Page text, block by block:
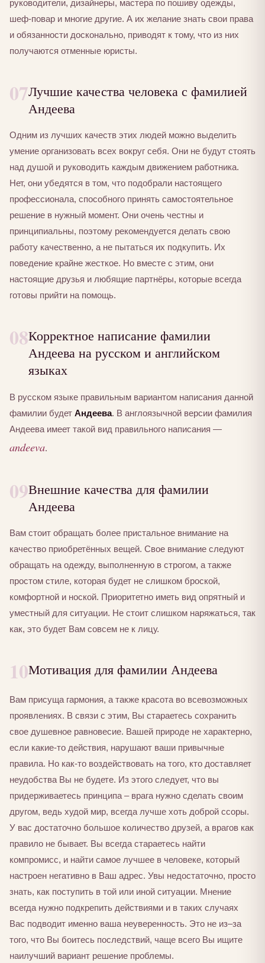
руководители, дизайнеры, мастера по пошиву одежды,
шеф-повар и многие другие. А их желание знать свои права
и обязанности досконально, приводят к тому, что из них
получаются отменные юристы.
07Лучшие качества человека с фамилией
Андеева
Одним из лучших качеств этих людей можно выделить
умение организовать всех вокруг себя. Они не будут стоять
над душой и руководить каждым движением работника.
Нет, они убедятся в том, что подобрали настоящего
профессионала, способного принять самостоятельное
решение в нужный момент. Они очень честны и
принципиальны, поэтому рекомендуется делать свою
работу качественно, а не пытаться их подкупить. Их
поведение крайне жесткое. Но вместе с этим, они
настоящие друзья и любящие партнёры, которые всегда
готовы прийти на помощь.
08Корректное написание фамилии
Андеева на русском и английском
языках
В русском языке правильным вариантом написания данной
фамилии будет Андеева. В англоязычной версии фамилия
Андеева имеет такой вид правильного написания —
andeeva.
09Внешние качества для фамилии
Андеева
Вам стоит обращать более пристальное внимание на
качество приобретённых вещей. Свое внимание следуют
обращать на одежду, выполненную в строгом, а также
простом стиле, которая будет не слишком броской,
комфортной и ноской. Приоритетно иметь вид опрятный и
уместный для ситуации. Не стоит слишком наряжаться, так
как, это будет Вам совсем не к лицу.
10Мотивация для фамилии Андеева
Вам присуща гармония, а также красота во всевозможных
проявлениях. В связи с этим, Вы стараетесь сохранить
свое душевное равновесие. Вашей природе не характерно,
если какие-то действия, нарушают ваши привычные
правила. Но как-то воздействовать на того, кто доставляет
неудобства Вы не будете. Из этого следует, что вы
придерживаетесь принципа – врага нужно сделать своим
другом, ведь худой мир, всегда лучше хоть доброй ссоры.
У вас достаточно большое количество друзей, а врагов как
правило не бывает. Вы всегда стараетесь найти
компромисс, и найти самое лучшее в человеке, который
настроен негативно в Ваш адрес. Увы недостаточно, просто
знать, как поступить в той или иной ситуации. Мнение
всегда нужно подкрепить действиями и в таких случаях
Вас подводит именно ваша неуверенность. Это не из–за
того, что Вы боитесь последствий, чаще всего Вы ищите
наилучший вариант решение проблемы.